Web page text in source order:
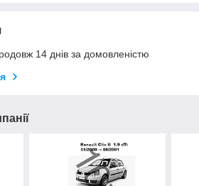
14 днів за домовленістю